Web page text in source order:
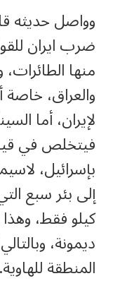
وواصل حديثه
ضرب ايران
والعراق، خاصة
لإيران، أما
فيتخلص في
بإسرائيل،
كيلو فقط،
ديمونة،
المنطقة للهاوية.